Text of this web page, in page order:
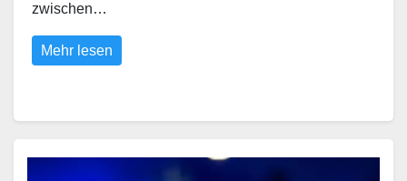
zwischen…
Mehr lesen